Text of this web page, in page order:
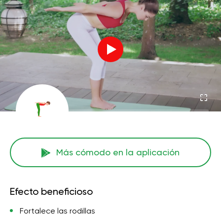
Más cómodo en la aplicación
Efecto beneficioso
Fortalece las rodillas